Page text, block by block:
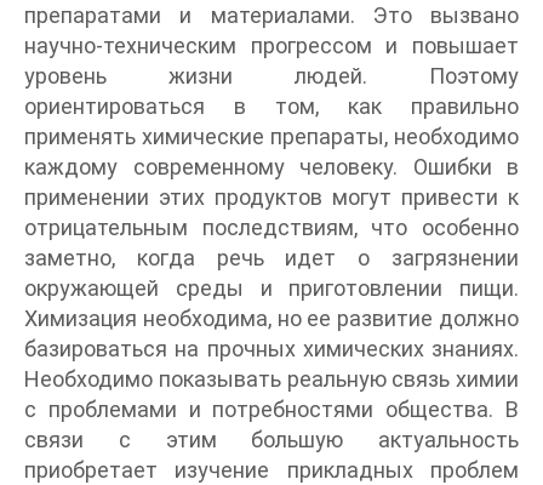
препаратами и материалами. Это вызвано
научно-техническим прогрессом и повышает
уровень жизни людей. Поэтому
ориентироваться в том, как правильно
применять химические препараты, необходимо
каждому современному человеку. Ошибки в
применении этих продуктов могут привести к
отрицательным последствиям, что особенно
заметно, когда речь идет о загрязнении
окружающей среды и приготовлении пищи.
Химизация необходима, но ее развитие должно
базироваться на прочных химических знаниях.
Необходимо показывать реальную связь химии
с проблемами и потребностями общества. В
связи с этим большую актуальность
приобретает изучение прикладных проблем